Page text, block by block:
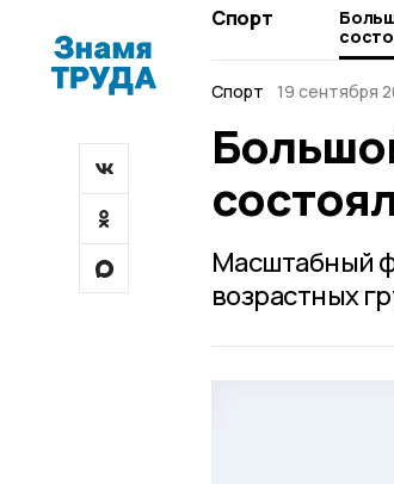
Спорт
Спорт 19 сентября
Масштабный
возрастных